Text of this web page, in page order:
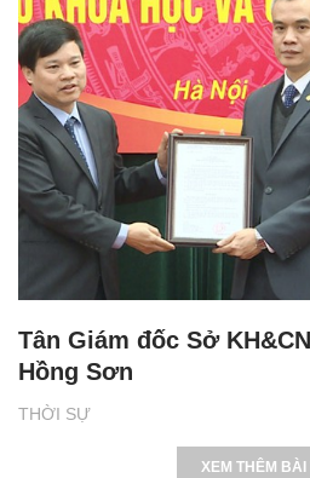
THỜI SỰ
Tân Giám đốc Sở
Hồng Sơn
XEM THÊM BÀI